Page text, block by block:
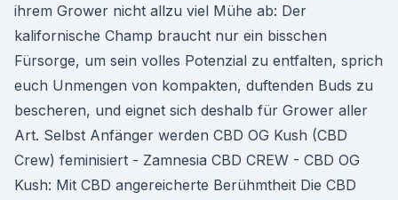
ihrem Grower nicht allzu viel Mühe ab: Der
kalifornische Champ braucht nur ein bisschen
Fürsorge, um sein volles Potenzial zu entfalten, sprich
euch Unmengen von kompakten, duftenden Buds zu
bescheren, und eignet sich deshalb für Grower aller
Art. Selbst Anfänger werden CBD OG Kush (CBD
Crew) feminisiert - Zamnesia CBD CREW - CBD OG
Kush: Mit CBD angereicherte Berühmtheit Die CBD